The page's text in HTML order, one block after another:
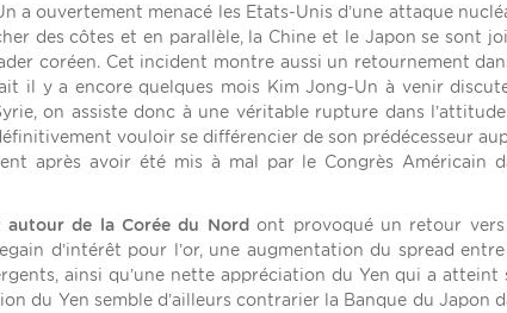
a ouvertement menacé les Etats-Unis d’une attaque
des côtes et en parallèle, la Chine et le Japon se sont
coréen. Cet incident montre aussi un retournement
il y a encore quelques mois Kim Jong-Un à venir
on assiste donc à une véritable rupture dans
vouloir se différencier de son prédécesseur
après avoir été mis à mal par le Congrès Américain
de la Corée du Nordont provoqué un retour vers
d’intérêt pour l’or, une augmentation du spread entre
ainsi qu’une nette appréciation du Yen qui a atteint
du Yen semble d’ailleurs contrarier la Banque du Japon